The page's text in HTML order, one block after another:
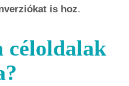
is hoz.
céloldalak